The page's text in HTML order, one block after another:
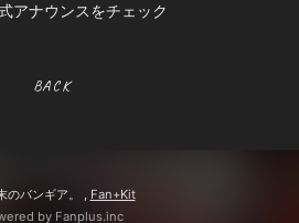
ン
アナウンスをチェック
BACK
のバンギア。 , Fan+Kit
by Fanplus.inc